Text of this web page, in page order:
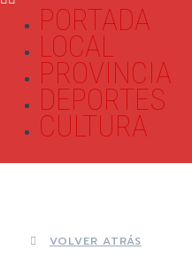
PORTADA
LOCAL
PROVINCIA
DEPORTES
CULTURA
VOLVER ATRÁS